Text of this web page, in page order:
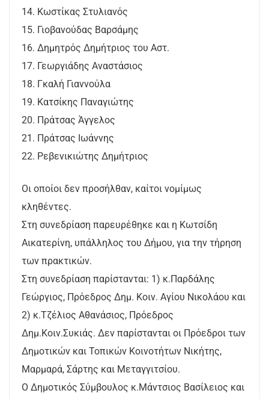
14. Κωστίκας Στυλιανός
15. Γιοβανούδας Βαρσάμης
16. Δημητρός Δημήτριος του Αστ.
17. Γεωργιάδης Αναστάσιος
18. Γκαλή Γιαννούλα
19. Κατσίκης Παναγιώτης
20. Πράτσας Άγγελος
21. Πράτσας Ιωάννης
22. Ρεβενικιώτης Δημήτριος
Οι οποίοι δεν προσήλθαν, καίτοι νομίμως
κληθέντες.
Στη συνεδρίαση παρευρέθηκε και η Κωτσίδη
Αικατερίνη, υπάλληλος του Δήμου, για την τήρηση
των πρακτικών.
Στη συνεδρίαση παρίστανται: 1) κ.Παρδάλης
Γεώργιος, Πρόεδρος Δημ. Κοιν. Αγίου Νικολάου και
2) κ.Τζέλιος Αθανάσιος, Πρόεδρος
Δημ.Κοιν.Συκιάς. Δεν παρίστανται οι Πρόεδροι των
Δημοτικών και Τοπικών Κοινοτήτων Νικήτης,
Μαρμαρά, Σάρτης και Μεταγγιτσίου.
Ο Δημοτικός Σύμβουλος κ.Μάντσιος Βασίλειος και